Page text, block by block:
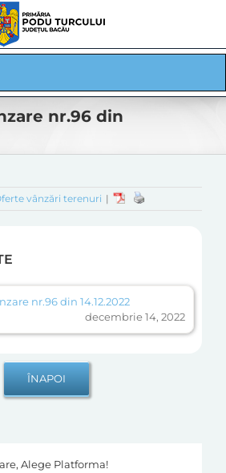
nr.96 din
vânzări terenuri |
nr.96 din 14.12.2022
decembrie 14, 2022
Alege Platforma!